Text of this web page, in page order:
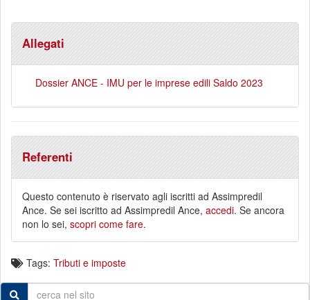
Allegati
Dossier ANCE - IMU per le imprese edili Saldo 2023
Referenti
Questo contenuto è riservato agli iscritti ad Assimpredil
Ance. Se sei iscritto ad Assimpredil Ance, accedi. Se ancora
non lo sei, scopri come fare.
Tags: Tributi e imposte